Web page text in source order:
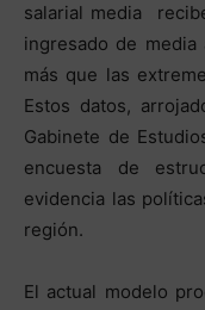
salarial media
ingresado de media
más que las
Estos datos,
Gabinete de
encuesta de
evidencia las
región.
El actual modelo